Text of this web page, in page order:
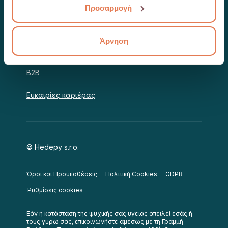
Προσαρμογή
Άρνηση
Η Κοινότητά μας
B2B
Ευκαιρίες καριέρας
© Hedepy s.r.o.
Όροι και Προϋποθέσεις Πολιτική Cookies GDPR
Ρυθμίσεις cookies
Εάν η κατάσταση της ψυχικής σας υγείας απειλεί εσάς ή
τους γύρω σας, επικοινωνήστε αμέσως με τη Γραμμή